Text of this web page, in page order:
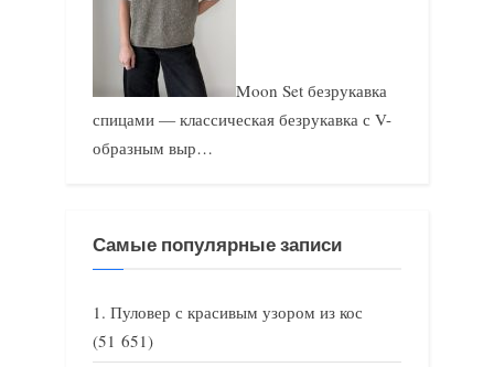
Moon Set безрукавка
спицами — классическая безрукавка с V-
образным выр…
Самые популярные записи
Пуловер с красивым узором из кос
(51 651)